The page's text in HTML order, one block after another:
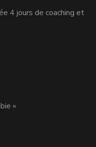
4 jours de coaching et
»